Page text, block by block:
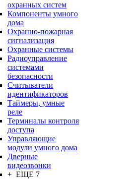
охранных систем
Компоненты умного
дома
Охранно-пожарная
сигнализация
Охранные системы
Радиоуправление
системами
безопасности
Считыватели
идентификаторов
Таймеры, умные
реле
Терминалы контроля
доступа
Управляющие
модули умного дома
Дверные
видеозвонки
+ ЕЩЕ 7